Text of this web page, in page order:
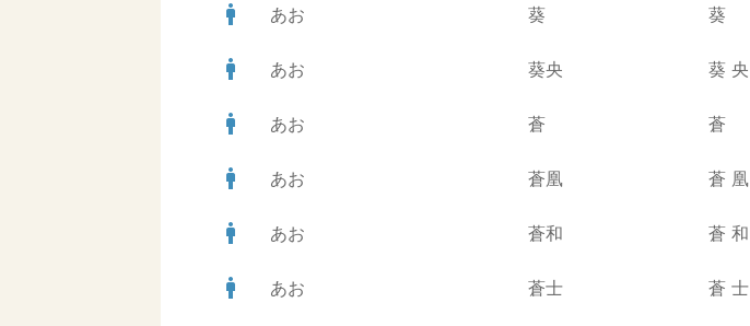
man あお 葵 葵
man あお 葵央 葵 央
man あお 蒼 蒼
man あお 蒼凰 蒼 凰
man あお 蒼和 蒼 和
man あお 蒼士 蒼 士